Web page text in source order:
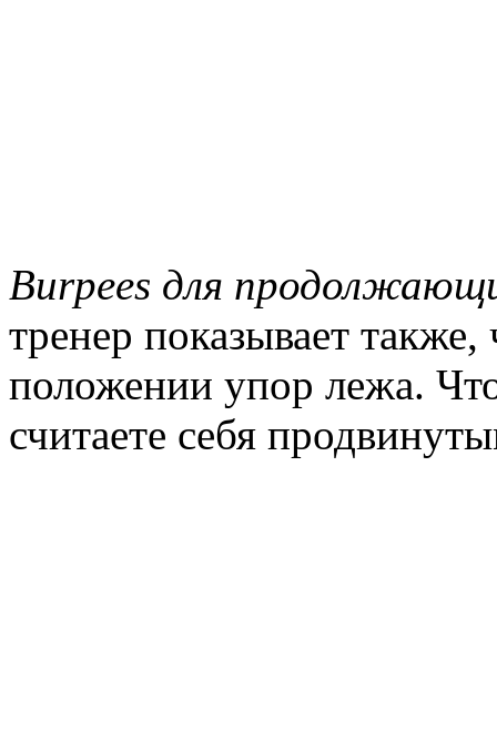
Burpees для
тренер показывает
положении упор лежа.
считаете себя